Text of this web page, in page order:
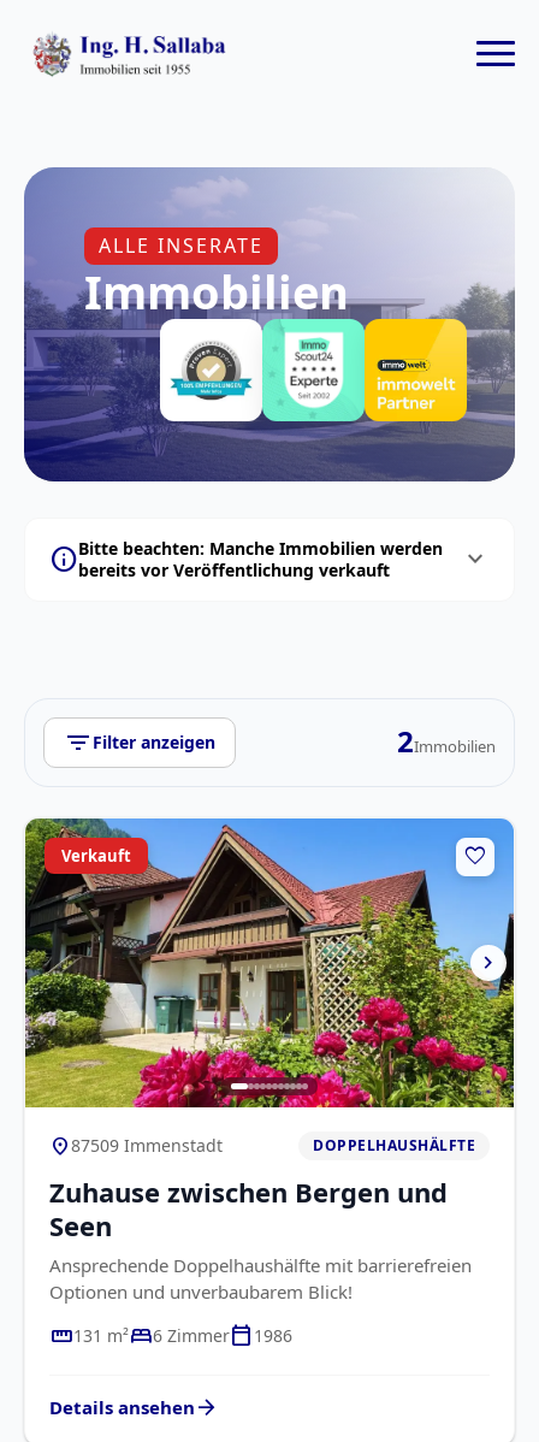
ALLE INSERATE
Immobilien
infoBitte beachten: Manche Immobilien werden
bereits vor Veröffentlichung verkauft
expand_more
filter_list Filter anzeigen 2Immobilien
chevron_right
Verkauft favorite
location_on87509 Immenstadt DOPPELHAUSHÄLFTE
Zuhause zwischen Bergen und
Seen
Ansprechende Doppelhaushälfte mit barrierefreien
Optionen und unverbaubarem Blick!
straighten131 m²bed6 Zimmercalendar_today 1986
Details ansehen arrow_forward